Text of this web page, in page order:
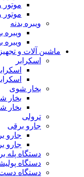
موتور
موتور
ویبره بدنه
ویبره
ویبره
ماشین آلات و
اسکرابر
بخار شوی
بخار
بخار
ترولی
جارو برقی
جارو
جارو
دستگاه پله
دستگاه
دستگاه